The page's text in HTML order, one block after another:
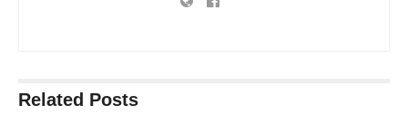
Related Posts